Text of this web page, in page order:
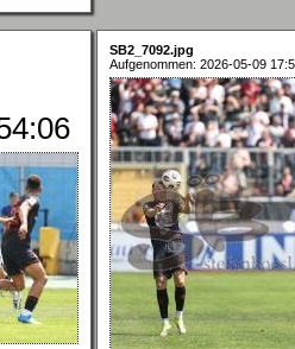
SB2_7092.jpg
Aufgenommen: 2026-05-09